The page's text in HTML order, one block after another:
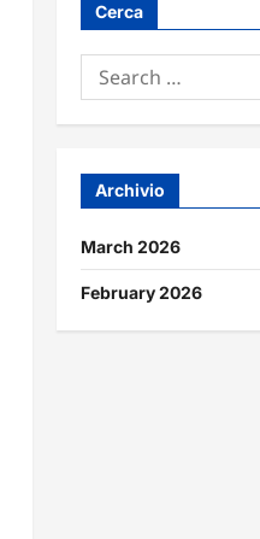
Cerca
Search
for:
Archivio
March 2026
February 2026